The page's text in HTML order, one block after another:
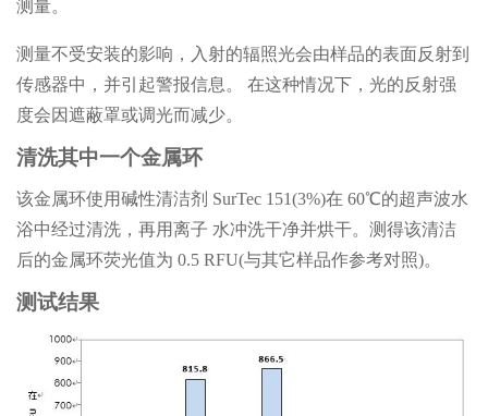
测量。
测量不受安装的影响，入射的辐照光会由样品的表面反射到
传感器中，并引起警报信息。 在这种情况下，光的反射强
度会因遮蔽罩或调光而减少。
清洗其中一个金属环
该金属环使用碱性清洁剂 SurTec 151(3%)在 60℃的超声波水
浴中经过清洗，再用离子 水冲洗干净并烘干。测得该清洁
后的金属环荧光值为 0.5 RFU(与其它样品作参考对照)。
测试结果